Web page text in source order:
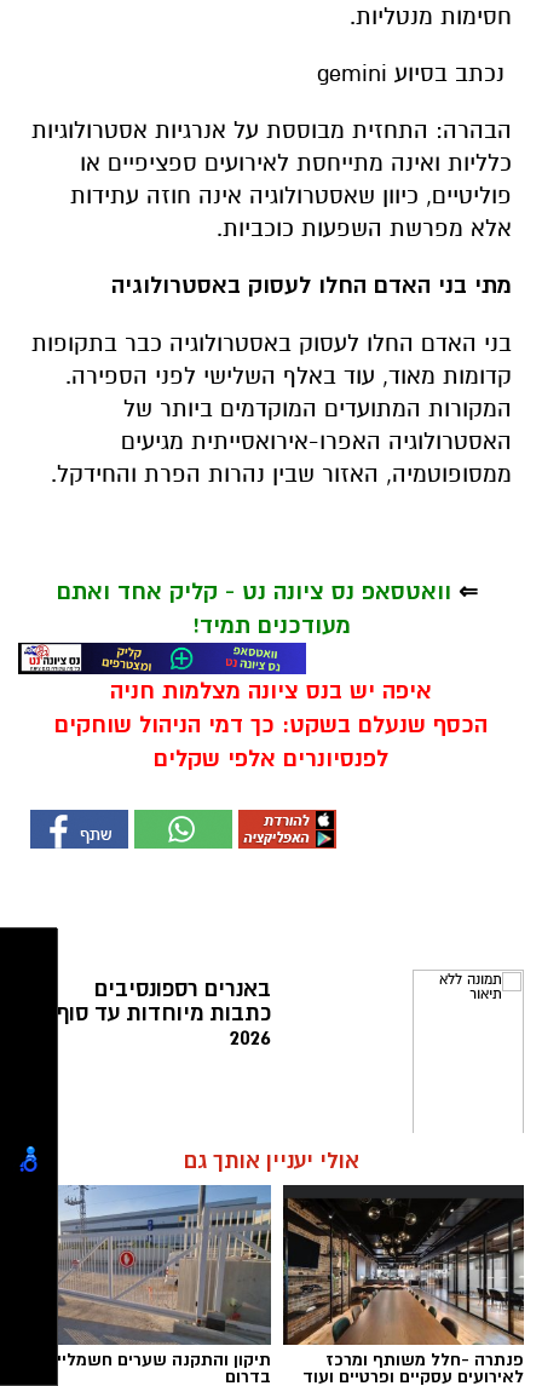
חסימות מנטליות.
נכתב בסיוע gemini
הבהרה: התחזית מבוססת על אנרגיות אסטרולוגיות
כלליות ואינה מתייחסת לאירועים ספציפיים או
פוליטיים, כיוון שאסטרולוגיה אינה חוזה עתידות
אלא מפרשת השפעות כוכביות.
מתי בני האדם החלו לעסוק באסטרולוגיה
בני האדם החלו לעסוק באסטרולוגיה כבר בתקופות
קדומות מאוד, עוד באלף השלישי לפני הספירה.
המקורות המתועדים המוקדמים ביותר של
האסטרולוגיה האפרו-אירואסייתית מגיעים
ממסופוטמיה, האזור שבין נהרות הפרת והחידקל.
⇐ וואטסאפ נס ציונה נט - קליק אחד ואתם
מעודכנים תמיד!
איפה יש בנס ציונה מצלמות חניה
הכסף שנעלם בשקט: כך דמי הניהול שוחקים
לפנסיונרים אלפי שקלים
באנרים רספונסיבים
כתבות מיוחדות עד סוף
2026
אולי יעניין אותך גם
פנתרה -חלל משותף ומרכז
לאירועים עסקיים ופרטיים ועוד
תיקון והתקנה שערים חשמליים
בדרום